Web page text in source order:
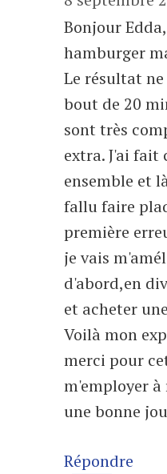
Bonjour
hamburger
Le résultat
bout de 20
sont très
extra. J'ai fait
ensemble et
fallu faire
première
je vais
d'abord,en
et acheter
Voilà mon
merci pour
m'employer à
une bonne
Répondre